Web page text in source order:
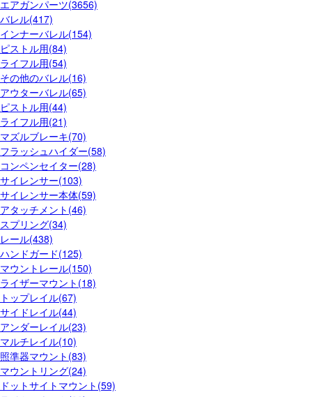
エアガンパーツ(3656)
バレル(417)
インナーバレル(154)
ピストル用(84)
ライフル用(54)
その他のバレル(16)
アウターバレル(65)
ピストル用(44)
ライフル用(21)
マズルブレーキ(70)
フラッシュハイダー(58)
コンペンセイター(28)
サイレンサー(103)
サイレンサー本体(59)
アタッチメント(46)
スプリング(34)
レール(438)
ハンドガード(125)
マウントレール(150)
ライザーマウント(18)
トップレイル(67)
サイドレイル(44)
アンダーレイル(23)
マルチレイル(10)
照準器マウント(83)
マウントリング(24)
ドットサイトマウント(59)